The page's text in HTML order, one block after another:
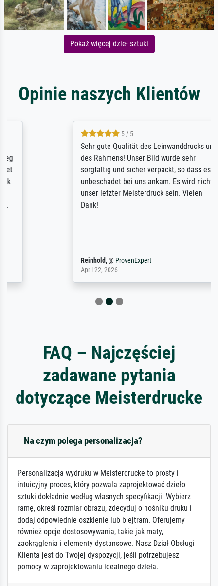
Pokaż więcej dzieł sztuki
Opinie naszych Klientów
5 / 5
Sehr gute Qualität des Leinwanddrucks und
des Rahmens! Unser Bild wurde sehr
sorgfältig und sicher verpackt, so dass es
unbeschadet bei uns ankam. Es wird nicht
unser letzter Meisterdruck sein. Vielen
ProvenExpert
FAQ – Najczęściej
zadawane pytania
dotyczące Meisterdrucke
Na czym polega personalizacja?
Personalizacja wydruku w Meisterdrucke to prosty i
intuicyjny proces, który pozwala zaprojektować dzieło
sztuki dokładnie według własnych specyfikacji: Wybierz
ramę, określ rozmiar obrazu, zdecyduj o nośniku druku i
dodaj odpowiednie oszklenie lub blejtram. Oferujemy
również opcje dostosowywania, takie jak maty,
zaokrąglenia i elementy dystansowe. Nasz Dział Obsługi
Klienta jest do Twojej dyspozycji, jeśli potrzebujesz
pomocy w zaprojektowaniu idealnego dzieła.